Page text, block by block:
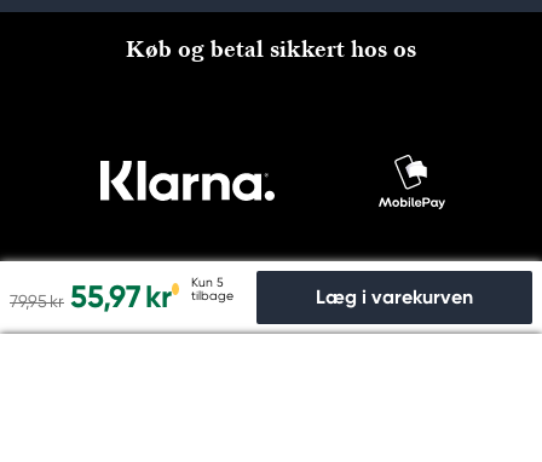
79,95 kr 55,97 kr
Kun 5
tilbage
Læg i varekurven
Køb og betal sikkert hos os